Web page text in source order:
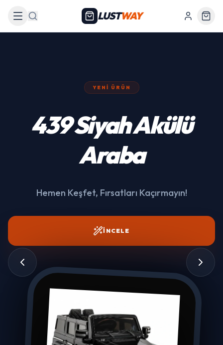
Arama LUSTWAY
YENI ÜRÜN
439 Siyah Akülü
Araba
Hemen Keşfet, Fırsatları Kaçırmayın!
İNCELE